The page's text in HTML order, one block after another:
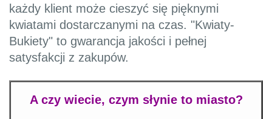
każdy klient może cieszyć się pięknymi
kwiatami dostarczanymi na czas. "Kwiaty-
Bukiety" to gwarancja jakości i pełnej
satysfakcji z zakupów.
A czy wiecie, czym słynie to miasto?